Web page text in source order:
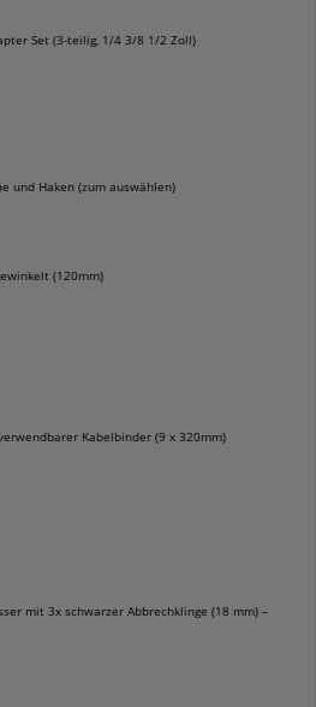
Set (3-teilig, 1/4 3/8 1/2 Zoll)
und Haken (zum auswählen)
(120mm)
Kabelbinder (9 x 320mm)
mit 3x schwarzer Abbrechklinge (18 mm) –